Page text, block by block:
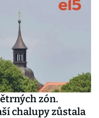
zón.
chalupy zůstala